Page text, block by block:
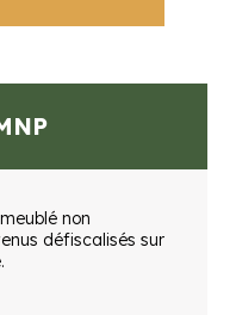
non
défiscalisés sur